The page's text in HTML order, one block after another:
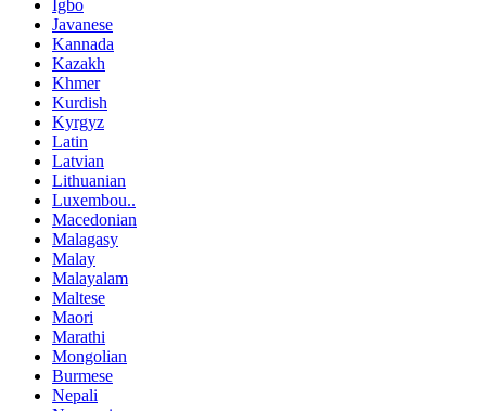
Igbo
Javanese
Kannada
Kazakh
Khmer
Kurdish
Kyrgyz
Latin
Latvian
Lithuanian
Luxembou..
Macedonian
Malagasy
Malay
Malayalam
Maltese
Maori
Marathi
Mongolian
Burmese
Nepali